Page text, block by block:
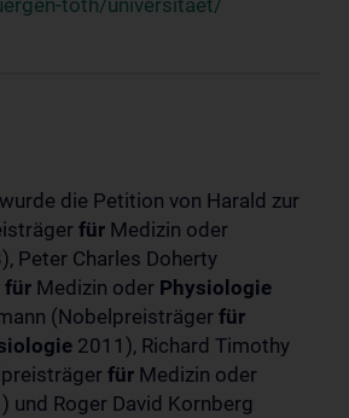
toth/universitaet/
die Petition von Harald zur
für Medizin oder
Peter Charles Doherty
für Medizin oder Physiologie
(Nobelpreisträger für
2011), Richard Timothy
für Medizin oder
und Roger David Kornberg